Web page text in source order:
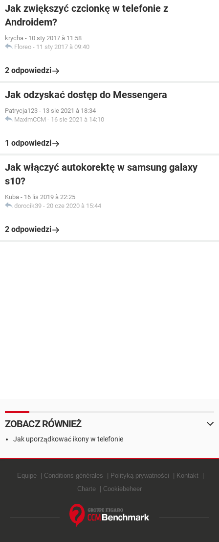
Jak zwiększyć czcionkę w telefonie z
Androidem?
krycha - 10 sty 2017 à 11:58
Floreo - 11 sty 2017 à 09:40
2 odpowiedzi
Jak odzyskać dostęp do Messengera
Patrycja123 - 13 sie 2021 à 18:34
MaximCCM - 16 sie 2021 à 14:10
1 odpowiedzi
Jak włączyć autokorektę w samsung galaxy
s10?
Kuba - 16 lis 2019 à 22:25
dorocik39 - 20 cze 2020 à 15:44
2 odpowiedzi
ZOBACZ RÓWNIEŻ
Jak uporządkować ikony w telefonie
Equipe Conditions générales Polityką prywatności
Kontakt
Charte
Cookiebeheer